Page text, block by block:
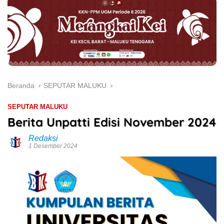
Beranda SEPUTAR MALUKU
SEPUTAR MALUKU
Berita Unpatti Edisi November 2024
Redaksi
1 Desember 2024